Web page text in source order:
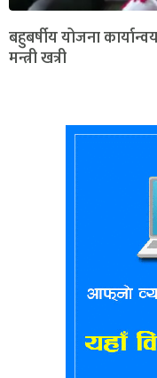
बहुबर्षीय योजना
मन्त्री खत्री